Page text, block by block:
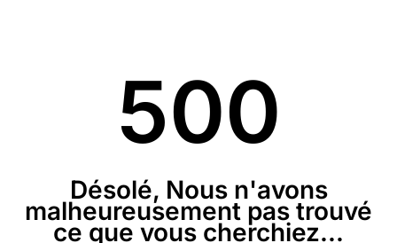
500
Désolé, Nous n'avons
malheureusement pas trouvé
ce que vous cherchiez...